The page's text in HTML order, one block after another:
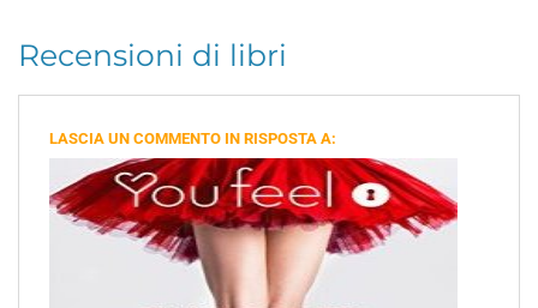
Recensioni di libri
LASCIA UN COMMENTO IN RISPOSTA A: